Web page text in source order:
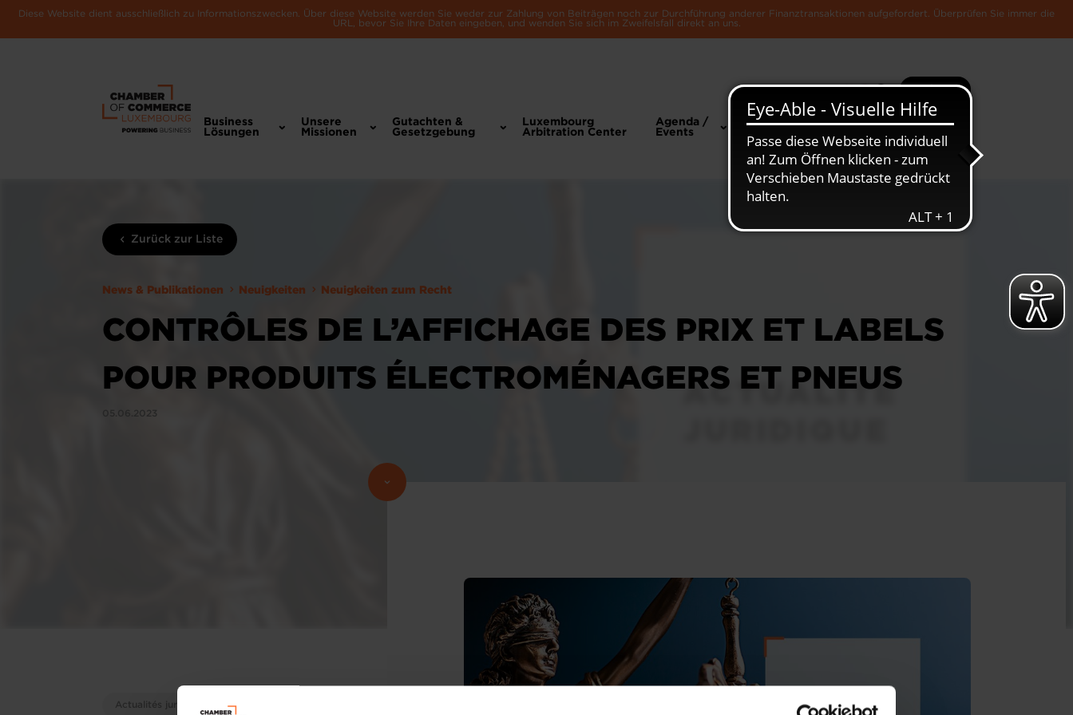
Diese Website dient ausschließlich zu Informationszwecken. Über diese Website werden Sie weder zur Zahlung von Beiträgen noch zur Durchführung anderer Finanztransaktionen aufgefordert. Überprüfen Sie immer die
URL, bevor Sie Ihre Daten eingeben, und wenden Sie sich im Zweifelsfall direkt an uns.
Suche Mehr
Business
Lösungen
Unsere
Missionen
Gutachten &
Gesetzgebung
Luxembourg
Arbitration Center
Agenda /
Events
News &
Die Luxemburger
Zurück zur Liste
News & Publikationen Neuigkeiten Neuigkeiten zum Recht
CONTRÔLES DE L’AFFICHAGE DES PRIX ET LABELS
POUR PRODUITS ÉLECTROMÉNAGERS ET PNEUS
05.06.2023
Actualités juridiques